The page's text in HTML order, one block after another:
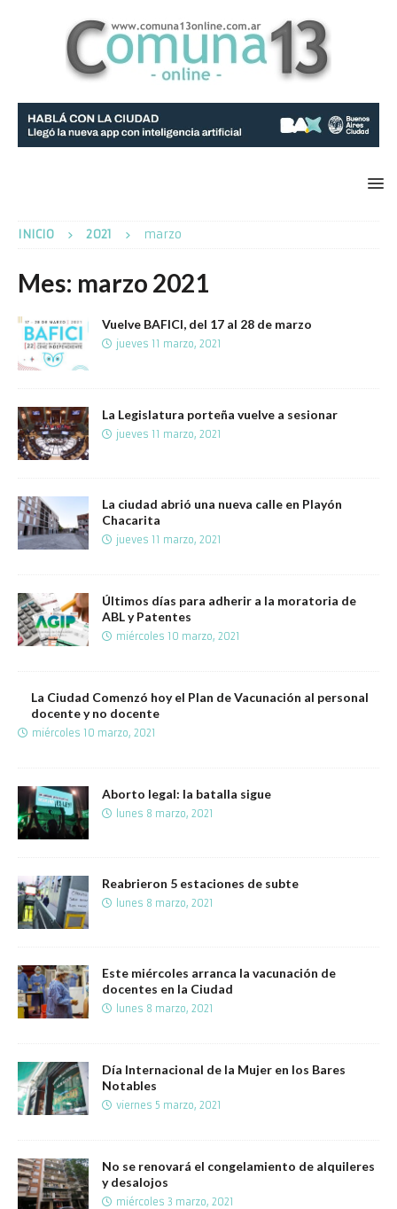
INICIO 2021 marzo
Mes: marzo 2021
Vuelve BAFICI, del 17 al 28 de marzo
jueves 11 marzo, 2021
La Legislatura porteña vuelve a sesionar
jueves 11 marzo, 2021
La ciudad abrió una nueva calle en Playón
Chacarita
jueves 11 marzo, 2021
Últimos días para adherir a la moratoria de
ABL y Patentes
miércoles 10 marzo, 2021
La Ciudad Comenzó hoy el Plan de Vacunación al personal
docente y no docente
miércoles 10 marzo, 2021
Aborto legal: la batalla sigue
lunes 8 marzo, 2021
Reabrieron 5 estaciones de subte
lunes 8 marzo, 2021
Este miércoles arranca la vacunación de
docentes en la Ciudad
lunes 8 marzo, 2021
Día Internacional de la Mujer en los Bares
Notables
viernes 5 marzo, 2021
No se renovará el congelamiento de alquileres
y desalojos
miércoles 3 marzo, 2021